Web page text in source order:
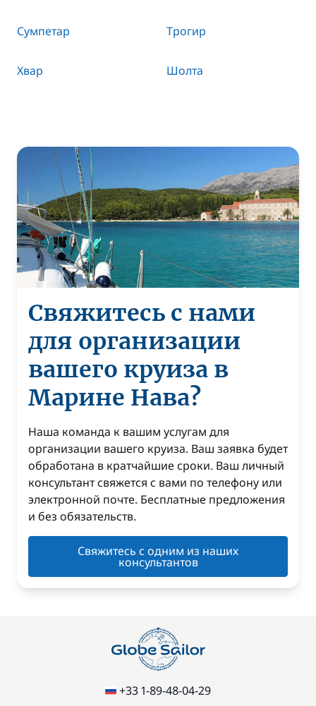
Сумпетар Трогир
Хвар Шолта
Свяжитесь с нами
для организации
вашего круиза в
Марине Нава?
Наша команда к вашим услугам для
организации вашего круиза. Ваш заявка будет
обработана в кратчайшие сроки. Ваш личный
консультант свяжется с вами по телефону или
электронной почте. Бесплатные предложения
и без обязательств.
Свяжитесь с одним из наших
консультантов
+33 1-89-48-04-29